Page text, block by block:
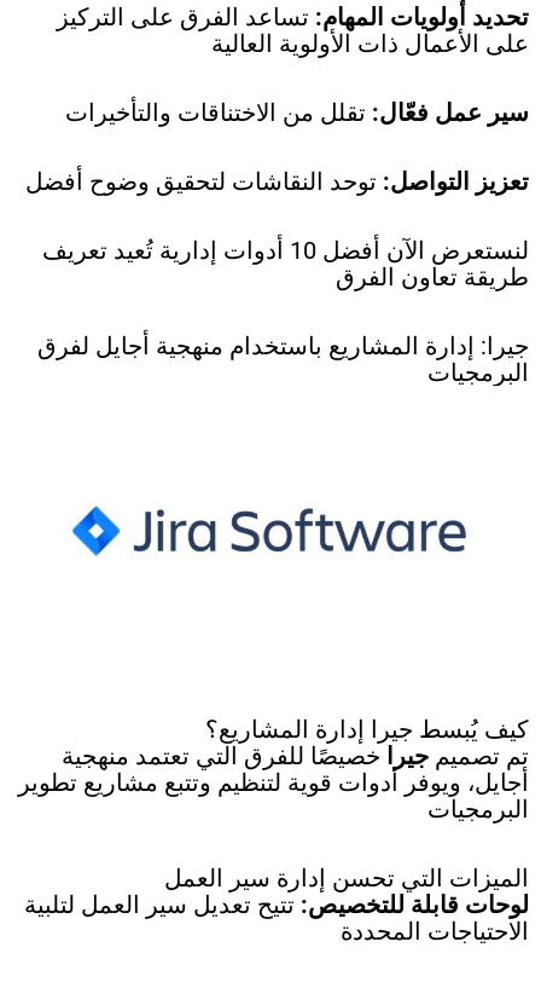
تحديد أولويات المهام: تساعد الفرق على التركيز
على الأعمال ذات الأولوية العالية
سير عمل فعّال: تقلل من الاختناقات والتأخيرات
تعزيز التواصل: توحد النقاشات لتحقيق وضوح أفضل
لنستعرض الآن أفضل 10 أدوات إدارية تُعيد تعريف
طريقة تعاون الفرق
جيرا: إدارة المشاريع باستخدام منهجية أجايل لفرق
البرمجيات
كيف يُبسط جيرا إدارة المشاريع؟
تم تصميم جيرا
خصيصًا للفرق التي تعتمد منهجية
أجايل، ويوفر أدوات قوية لتنظيم وتتبع مشاريع تطوير
البرمجيات
الميزات التي تحسن إدارة سير العمل
لوحات قابلة للتخصيص: تتيح تعديل سير العمل لتلبية
الاحتياجات المحددة